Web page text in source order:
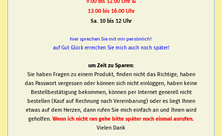
9.00 bis 12.00 Uhr &
13.00 bis 16.00 Uhr
Sa. 10 bis 12 Uhr
hier sprechen Sie mit mir persönlich!
auf Gut Glück erreichen Sie mich auch noch später!
um Zeit zu Sparen:
Sie haben Fragen zu einem Produkt, finden nicht das Richtige, haben
das Passwort vergessen oder können sich nicht einloggen, haben keine
Bestellbestätigung bekommen, können per Internet generell nicht
bestellen (Kauf auf Rechnung nach Vereinbarung) oder es liegt Ihnen
etwas auf dem Herzen, dann rufen Sie mich einfach an und Ihnen wird
geholfen. Wenn ich nicht ran gehe bitte später noch einmal anrufen.
Vielen Dank